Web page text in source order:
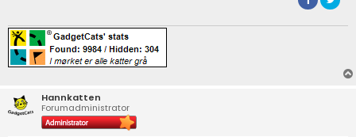
Hannkatten
Forumadministrator